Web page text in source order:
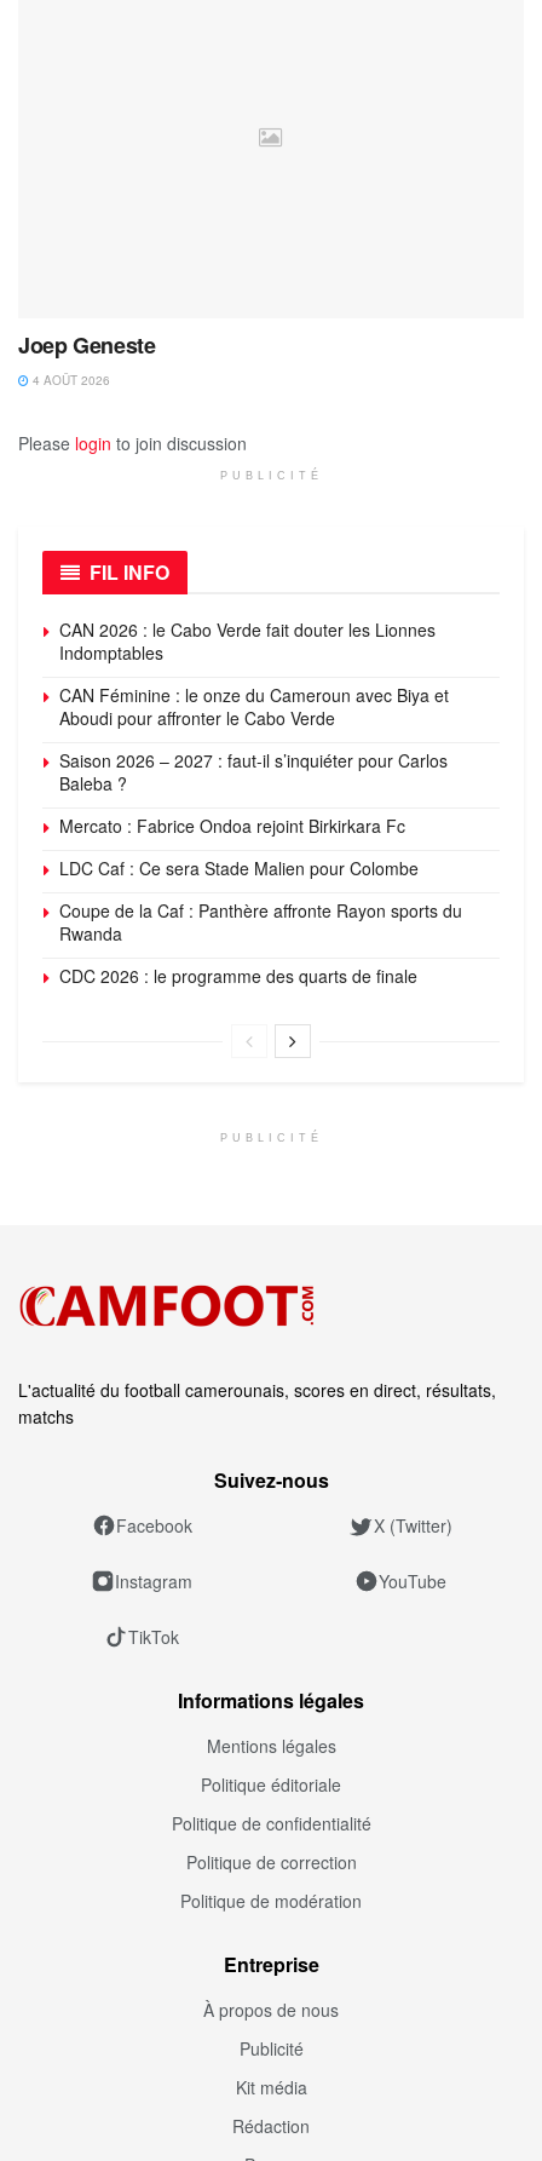
Joep Geneste
4 AOÛT 2026
Please login to join discussion
PUBLICITÉ
FIL INFO
CAN 2026 : le Cabo Verde fait douter les Lionnes
Indomptables
CAN Féminine : le onze du Cameroun avec Biya et
Aboudi pour affronter le Cabo Verde
Saison 2026 – 2027 : faut-il s’inquiéter pour Carlos
Baleba ?
Mercato : Fabrice Ondoa rejoint Birkirkara Fc
LDC Caf : Ce sera Stade Malien pour Colombe
Coupe de la Caf : Panthère affronte Rayon sports du
Rwanda
CDC 2026 : le programme des quarts de finale
PUBLICITÉ
L'actualité du football camerounais, scores en direct, résultats,
matchs
Suivez‑nous
Facebook X (Twitter)
Instagram YouTube
TikTok
Informations légales
Mentions légales
Politique éditoriale
Politique de confidentialité
Politique de correction
Politique de modération
Entreprise
À propos de nous
Publicité
Kit média
Rédaction